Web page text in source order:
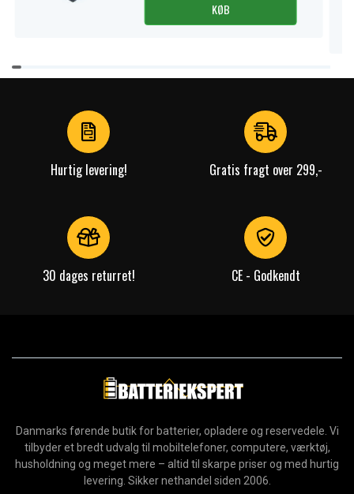
KØB
Item
1
Hurtig levering! Gratis fragt over 299,-
30 dages returret! CE - Godkendt
Danmarks førende butik for batterier, opladere og reservedele. Vi
tilbyder et bredt udvalg til mobiltelefoner, computere, værktøj,
husholdning og meget mere – altid til skarpe priser og med hurtig
levering. Sikker nethandel siden 2006.